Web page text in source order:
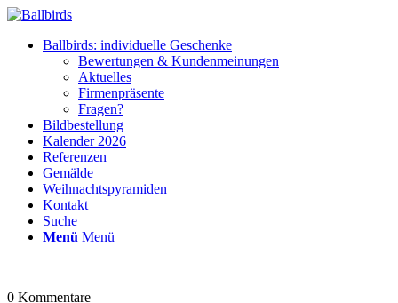
Ballbirds: individuelle Geschenke
Bewertungen & Kundenmeinungen
Aktuelles
Firmenpräsente
Fragen?
Bildbestellung
Kalender 2026
Referenzen
Gemälde
Weihnachtspyramiden
Kontakt
Suche
Menü Menü
0 Kommentare